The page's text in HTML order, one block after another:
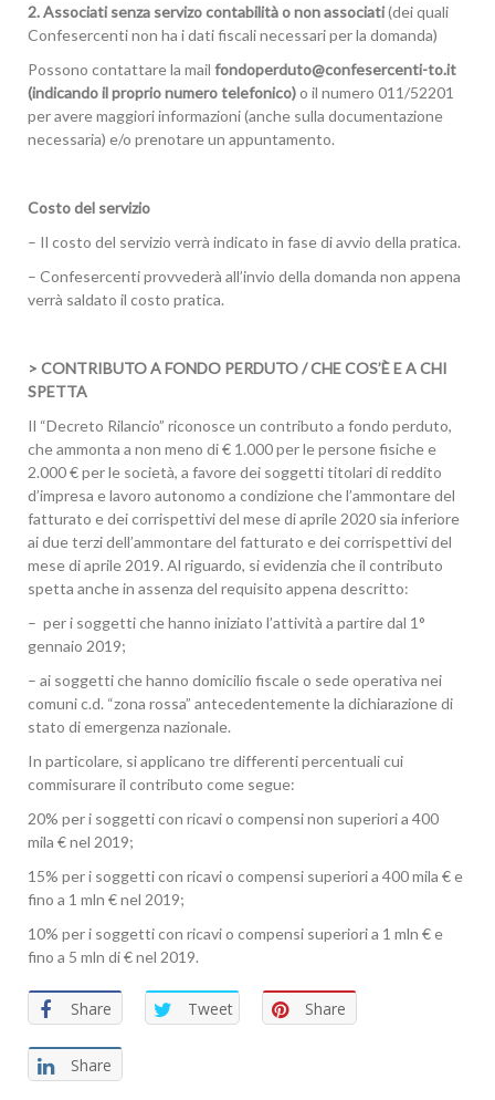
2. Associati senza servizo contabilità o non associati(dei quali
Confesercenti non ha i dati fiscali necessari per la domanda)
Possono contattare la mail fondoperduto@confesercenti-to.it
(indicando il proprio numero telefonico)o il numero 011/52201
per avere maggiori informazioni (anche sulla documentazione
necessaria) e/o prenotare un appuntamento.
Costo del servizio
– Il costo del servizio verrà indicato in fase di avvio della pratica.
– Confesercenti provvederà all’invio della domanda non appena
verrà saldato il costo pratica.
> CONTRIBUTO A FONDO PERDUTO / CHE COS’È E A CHI
SPETTA
Il “Decreto Rilancio” riconosce un contributo a fondo perduto,
che ammonta a non meno di € 1.000 per le persone fisiche e
2.000 € per le società, a favore dei soggetti titolari di reddito
d’impresa e lavoro autonomo a condizione che l’ammontare del
fatturato e dei corrispettivi del mese di aprile 2020 sia inferiore
ai due terzi dell’ammontare del fatturato e dei corrispettivi del
mese di aprile 2019. Al riguardo, si evidenzia che il contributo
spetta anche in assenza del requisito appena descritto:
– per i soggetti che hanno iniziato l’attività a partire dal 1°
gennaio 2019;
– ai soggetti che hanno domicilio fiscale o sede operativa nei
comuni c.d. “zona rossa” antecedentemente la dichiarazione di
stato di emergenza nazionale.
In particolare, si applicano tre differenti percentuali cui
commisurare il contributo come segue:
20% per i soggetti con ricavi o compensi non superiori a 400
mila € nel 2019;
15% per i soggetti con ricavi o compensi superiori a 400 mila € e
fino a 1 mln € nel 2019;
10% per i soggetti con ricavi o compensi superiori a 1 mln € e
fino a 5 mln di € nel 2019.
Share Tweet Share
Share